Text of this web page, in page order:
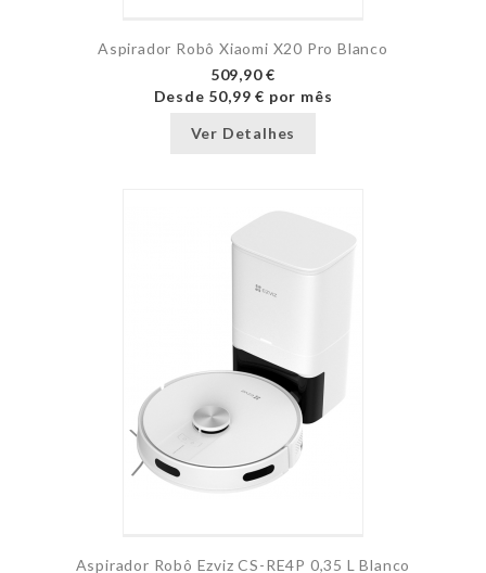
Aspirador Robô Xiaomi X20 Pro Blanco
509,90 €
Desde 50,99 € por mês
Ver Detalhes
Aspirador Robô Ezviz CS-RE4P 0,35 L Blanco